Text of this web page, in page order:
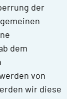
der
dem
von
wir diese